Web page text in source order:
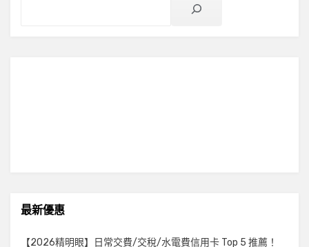
最新優惠
【2026精明眼】日常交費/交稅/水電費信用卡 Top 5 推薦！